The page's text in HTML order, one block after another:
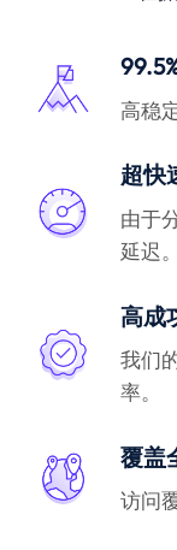
高稳
超快
由于
延迟。
高成
我们
率。
覆盖
访问